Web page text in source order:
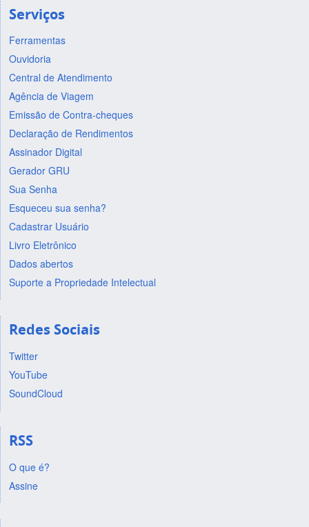
Serviços
Ferramentas
Ouvidoria
Central de Atendimento
Agência de Viagem
Emissão de Contra-cheques
Declaração de Rendimentos
Assinador Digital
Gerador GRU
Sua Senha
Esqueceu sua senha?
Cadastrar Usuário
Livro Eletrônico
Dados abertos
Suporte a Propriedade Intelectual
Redes Sociais
Twitter
YouTube
SoundCloud
RSS
O que é?
Assine